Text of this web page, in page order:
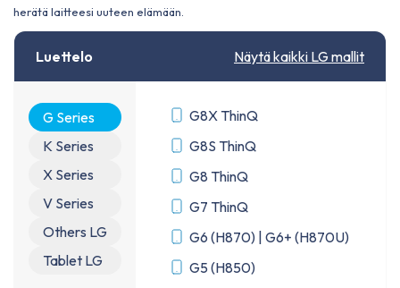
herätä laitteesi uuteen elämään.
Luettelo Näytä kaikki LG mallit
G Series
K Series
X Series
V Series
Others LG
Tablet LG
G8X ThinQ
G8S ThinQ
G8 ThinQ
G7 ThinQ
G6 (H870) | G6+ (H870U)
G5 (H850)